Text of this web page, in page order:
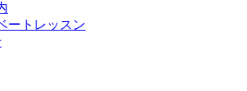
ートレッスン